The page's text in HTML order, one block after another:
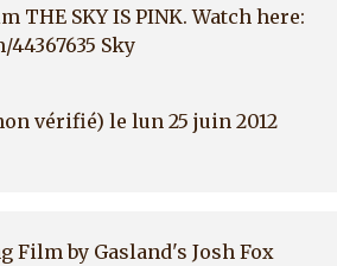
THE SKY IS PINK. Watch here:
Sky
vérifié) le lun 25 juin 2012
Film by Gasland's Josh Fox